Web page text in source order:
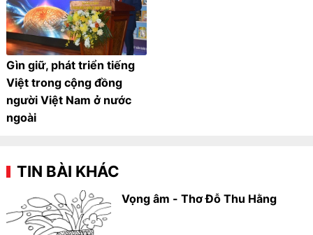
Gìn giữ, phát triển tiếng
Việt trong cộng đồng
người Việt Nam ở nước
ngoài
TIN BÀI KHÁC
Vọng âm - Thơ Đỗ Thu Hằng